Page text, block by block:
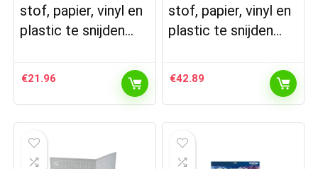
stof, papier, vinyl en
plastic te snijden…
€21.96
stof, papier, vinyl en
plastic te snijden…
€42.89